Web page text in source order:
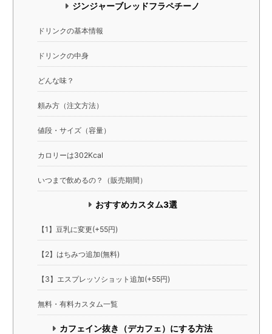
ジンジャーブレッドフラペチーノ
ドリンクの基本情報
ドリンクの中身
どんな味？
頼み方（注文方法）
値段・サイズ（容量）
カロリーは302Kcal
いつまで飲めるの？（販売期間）
おすすめカスタム3選
【1】豆乳に変更(+55円)
【2】はちみつ追加(無料)
【3】エスプレッソショット追加(+55円)
無料・有料カスタム一覧
カフェイン抜き（デカフェ）にする方法